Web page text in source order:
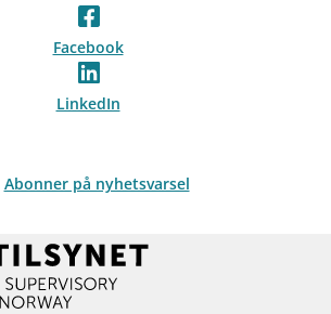
Facebook
LinkedIn
Abonner på nyhetsvarsel